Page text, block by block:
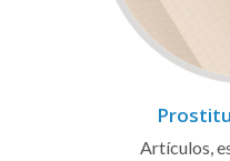
Artículos,